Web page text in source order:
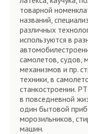
товарной
названий,
различных
используются в
самолетов, судов,
механизмов и пр.
техники, в
станкостроении.
в повседневной
один бытовой
морозильников,
машин.